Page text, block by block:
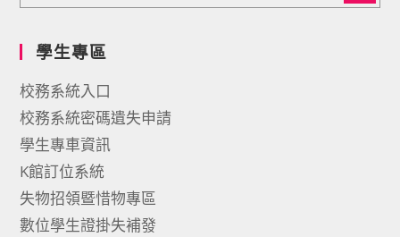
學生專區
校務系統入口
校務系統密碼遺失申請
學生專車資訊
K館訂位系統
失物招領暨惜物專區
數位學生證掛失補發